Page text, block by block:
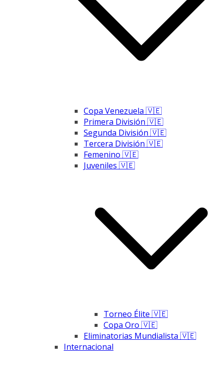
Copa Venezuela 🇻🇪
Primera División 🇻🇪
Segunda División 🇻🇪
Tercera División 🇻🇪
Femenino 🇻🇪
Juveniles 🇻🇪
Torneo Élite 🇻🇪
Copa Oro 🇻🇪
Eliminatorias Mundialista 🇻🇪
Internacional